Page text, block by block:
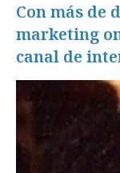
Con más de
marketing
canal de